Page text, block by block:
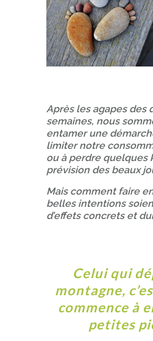
Après les agapes des
semaines, nous
entamer une
limiter notre
ou à perdre quelques
prévision des beaux
Mais comment faire
belles intentions
d’effets concrets et
Celui qui
montagne,
commence à
petites